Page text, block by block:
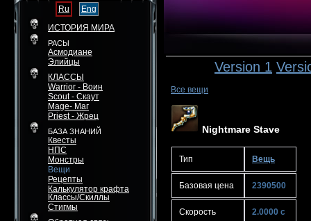
Ru
Eng
ИСТОРИЯ МИРА
РАСЫ
Асмодиане
Элийцы
КЛАССЫ
Warrior - Воин
Scout - Скаут
Mage- Маг
Priest - Жрец
БАЗА ЗНАНИЙ
Квесты
НПС
Монстры
Вещи
Рецепты
Калькулятор крафта
Классы/Скиллы
Стигмы
Version 1
Все вещи
Nightmare Stave
Тип Вещь
Базовая цена 2390500
Скорость 2.0000 с